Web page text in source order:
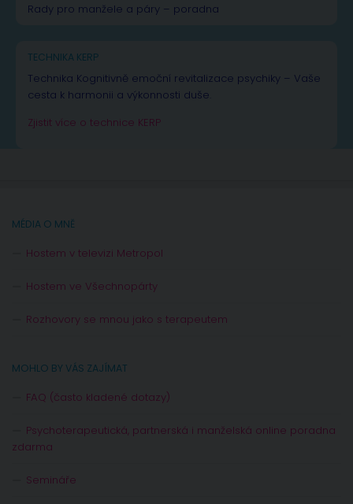
Rady pro manžele a páry – poradna
TECHNIKA KERP
Technika Kognitivně emoční revitalizace psychiky – Vaše
cesta k harmonii a výkonnosti duše.
Zjistit více o technice KERP
MÉDIA O MNĚ
Hostem v televizi Metropol
Hostem ve Všechnopárty
Rozhovory se mnou jako s terapeutem
MOHLO BY VÁS ZAJÍMAT
FAQ (často kladené dotazy)
Psychoterapeutická, partnerská i manželská online poradna
zdarma
Semináře